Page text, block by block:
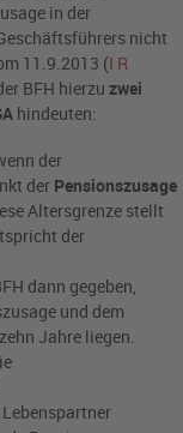
in der
nicht
11.9.2013 (I R
BFH hierzuzwei
hindeuten:
der
der Pensionszusage
Altersgrenze stellt
der
dann gegeben,
und dem
Jahre liegen.